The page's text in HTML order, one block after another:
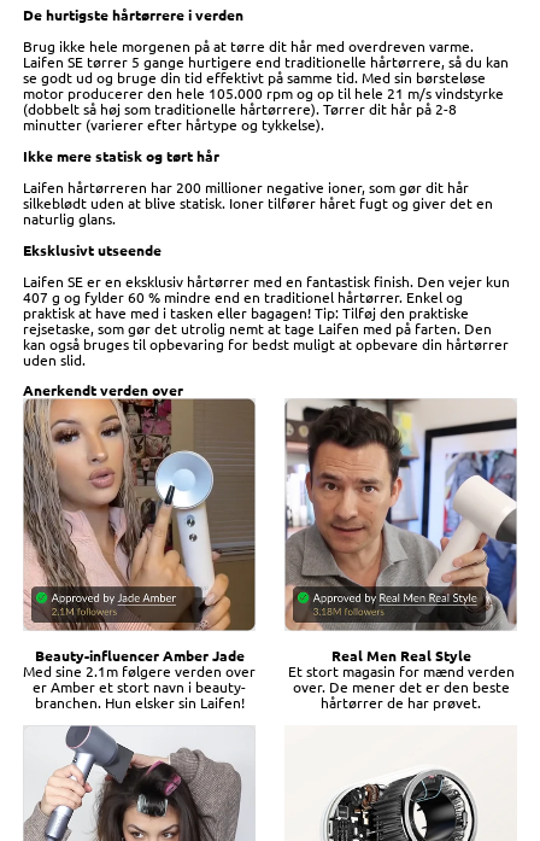
De hurtigste hårtørrere i verden
Brug ikke hele morgenen på at tørre dit hår med overdreven varme.
Laifen SE tørrer 5 gange hurtigere end traditionelle hårtørrere, så du kan
se godt ud og bruge din tid effektivt på samme tid. Med sin børsteløse
motor producerer den hele 105.000 rpm og op til hele 21 m/s vindstyrke
(dobbelt så høj som traditionelle hårtørrere). Tørrer dit hår på 2-8
minutter (varierer efter hårtype og tykkelse).
Ikke mere statisk og tørt hår
Laifen hårtørreren har 200 millioner negative ioner, som gør dit hår
silkeblødt uden at blive statisk. Ioner tilfører håret fugt og giver det en
naturlig glans.
Eksklusivt utseende
Laifen SE er en eksklusiv hårtørrer med en fantastisk finish. Den vejer kun
407 g og fylder 60 % mindre end en traditionel hårtørrer. Enkel og
praktisk at have med i tasken eller bagagen! Tip: Tilføj den praktiske
rejsetaske, som gør det utrolig nemt at tage Laifen med på farten. Den
kan også bruges til opbevaring for bedst muligt at opbevare din hårtørrer
uden slid.
Anerkendt verden over
Beauty-influencer Amber Jade
Med sine 2.1m følgere verden over
er Amber et stort navn i beauty-
branchen. Hun elsker sin Laifen!
Real Men Real Style
Et stort magasin for mænd verden
over. De mener det er den beste
hårtørrer de har prøvet.